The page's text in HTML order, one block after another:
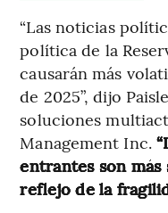
“Las noticias
política de la
causarán más
de 2025”, dijo
soluciones
Management Inc.
entrantes son
reflejo de la